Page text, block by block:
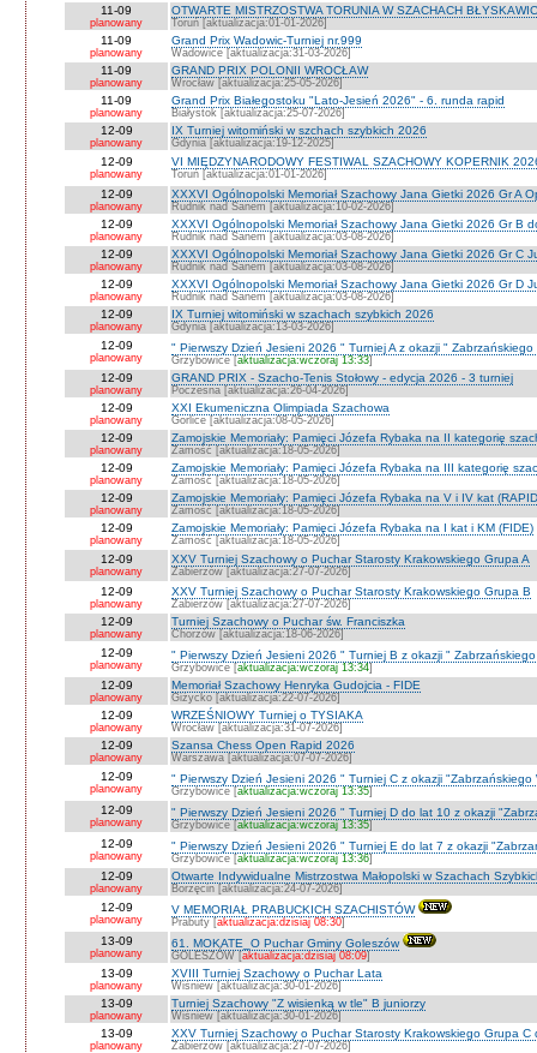
11-09
planowany
OTWARTE MISTRZOSTWA TORUNIA W SZACHACH
Toruń [aktualizacja:01-01-2026]
11-09
planowany
Grand Prix Wadowic-Turniej nr.999
Wadowice [aktualizacja:31-03-2026]
11-09
planowany
GRAND PRIX POLONII WROCŁAW
Wrocław [aktualizacja:25-05-2026]
11-09
planowany
Grand Prix Białegostoku "Lato-Jesień 2026" - 6. runda rapid
Białystok [aktualizacja:25-07-2026]
12-09
planowany
IX Turniej witomiński w szchach szybkich 2026
Gdynia [aktualizacja:19-12-2025]
12-09
planowany
VI MIĘDZYNARODOWY FESTIWAL SZACHOWY KOPERNIK
Toruń [aktualizacja:01-01-2026]
12-09
planowany
XXXVI Ogólnopolski Memoriał Szachowy Jana Gietki 2026 Gr A
Rudnik nad Sanem [aktualizacja:10-02-2026]
12-09
planowany
XXXVI Ogólnopolski Memoriał Szachowy Jana Gietki 2026 Gr B
Rudnik nad Sanem [aktualizacja:03-08-2026]
12-09
planowany
XXXVI Ogólnopolski Memoriał Szachowy Jana Gietki 2026 Gr C
Rudnik nad Sanem [aktualizacja:03-08-2026]
12-09
planowany
XXXVI Ogólnopolski Memoriał Szachowy Jana Gietki 2026 Gr D
Rudnik nad Sanem [aktualizacja:03-08-2026]
12-09
planowany
IX Turniej witomiński w szachach szybkich 2026
Gdynia [aktualizacja:13-03-2026]
12-09
planowany
" Pierwszy Dzień Jesieni 2026 " Turniej A z okazji " Zabrzańskiego
Grzybowice [aktualizacja:wczoraj 13:33]
12-09
planowany
GRAND PRIX - Szacho-Tenis Stołowy - edycja 2026 - 3 turniej
Poczesna [aktualizacja:26-04-2026]
12-09
planowany
XXI Ekumeniczna Olimpiada Szachowa
Gorlice [aktualizacja:08-05-2026]
12-09
planowany
Zamojskie Memoriały: Pamięci Józefa Rybaka na II kategorię
Zamość [aktualizacja:18-05-2026]
12-09
planowany
Zamojskie Memoriały: Pamięci Józefa Rybaka na III kategorię
Zamość [aktualizacja:18-05-2026]
12-09
planowany
Zamojskie Memoriały: Pamięci Józefa Rybaka na V i IV kat
Zamość [aktualizacja:18-05-2026]
12-09
planowany
Zamojskie Memoriały: Pamięci Józefa Rybaka na I kat i KM (FIDE)
Zamość [aktualizacja:18-05-2026]
12-09
planowany
XXV Turniej Szachowy o Puchar Starosty Krakowskiego Grupa A
Zabierzów [aktualizacja:27-07-2026]
12-09
planowany
XXV Turniej Szachowy o Puchar Starosty Krakowskiego Grupa B
Zabierzów [aktualizacja:27-07-2026]
12-09
planowany
Turniej Szachowy o Puchar św. Franciszka
Chorzów [aktualizacja:18-06-2026]
12-09
planowany
" Pierwszy Dzień Jesieni 2026 " Turniej B z okazji "
Grzybowice [aktualizacja:wczoraj 13:34]
12-09
planowany
Memoriał Szachowy Henryka Gudojcia - FIDE
Giżycko [aktualizacja:22-07-2026]
12-09
planowany
WRZEŚNIOWY Turniej o TYSIAKA
Wrocław [aktualizacja:31-07-2026]
12-09
planowany
Szansa Chess Open Rapid 2026
Warszawa [aktualizacja:07-07-2026]
12-09
planowany
" Pierwszy Dzień Jesieni 2026 " Turniej C z okazji "Zabrzańskiego
Grzybowice [aktualizacja:wczoraj 13:35]
12-09
planowany
" Pierwszy Dzień Jesieni 2026 " Turniej D do lat 10 z okazji
Grzybowice [aktualizacja:wczoraj 13:35]
12-09
planowany
" Pierwszy Dzień Jesieni 2026 " Turniej E do lat 7 z okazji
Grzybowice [aktualizacja:wczoraj 13:36]
12-09
planowany
Otwarte Indywidualne Mistrzostwa Małopolski w Szachach
Borzęcin [aktualizacja:24-07-2026]
12-09
planowany
V MEMORIAŁ PRABUCKICH SZACHISTÓW
Prabuty [aktualizacja:dzisiaj 08:30]
13-09
planowany
61. MOKATE_O Puchar Gminy Goleszów
GOLESZÓW [aktualizacja:dzisiaj 08:09]
13-09
planowany
XVIII Turniej Szachowy o Puchar Lata
Wiśniew [aktualizacja:30-01-2026]
13-09
planowany
Turniej Szachowy "Z wisienką w tle" B juniorzy
Wiśniew [aktualizacja:30-01-2026]
13-09
planowany
XXV Turniej Szachowy o Puchar Starosty Krakowskiego Grupa C
Zabierzów [aktualizacja:27-07-2026]